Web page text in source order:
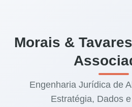
Morais &
Engenharia Jurídica de
Estratégia, Dados